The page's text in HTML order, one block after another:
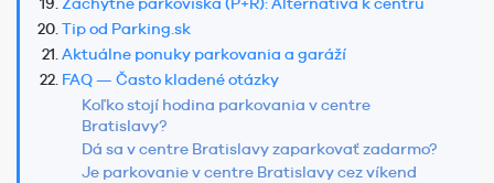
Tip od Parking.sk
Aktuálne ponuky parkovania a garáží
FAQ — Často kladené otázky
Koľko stojí hodina parkovania v centre
Bratislavy?
Dá sa v centre Bratislavy zaparkovať zadarmo?
Je parkovanie v centre Bratislavy cez víkend